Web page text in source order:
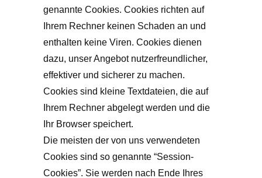
genannte Cookies. Cookies richten auf
Ihrem Rechner keinen Schaden an und
enthalten keine Viren. Cookies dienen
dazu, unser Angebot nutzerfreundlicher,
effektiver und sicherer zu machen.
Cookies sind kleine Textdateien, die auf
Ihrem Rechner abgelegt werden und die
Ihr Browser speichert.
Die meisten der von uns verwendeten
Cookies sind so genannte “Session-
Cookies”. Sie werden nach Ende Ihres